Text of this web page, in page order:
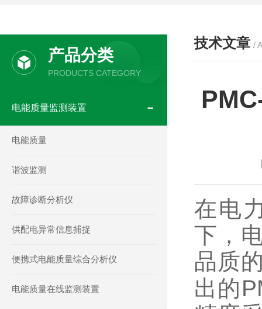
产品分类
PRODUCTS CATEGORY
电能质量监测装置
电能质量
谐波监测
故障诊断分析仪
供配电异常信息捕捉
便携式电能质量综合分析仪
电能质量在线监测装置
技术文章 /
在电
下，
品质
出的